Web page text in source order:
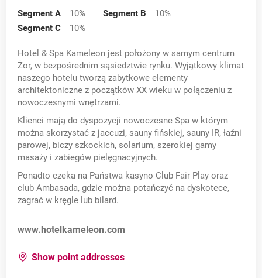
Segment A 10% Segment B 10%
Segment C
10%
Hotel & Spa Kameleon jest położony w samym centrum
Żor, w bezpośrednim sąsiedztwie rynku. Wyjątkowy klimat
naszego hotelu tworzą zabytkowe elementy
architektoniczne z początków XX wieku w połączeniu z
nowoczesnymi wnętrzami.
Klienci mają do dyspozycji nowoczesne Spa w którym
można skorzystać z jaccuzi, sauny fińskiej, sauny IR, łaźni
parowej, biczy szkockich, solarium, szerokiej gamy
masaży i zabiegów pielęgnacyjnych.
Ponadto czeka na Państwa kasyno Club Fair Play oraz
club Ambasada, gdzie można potańczyć na dyskotece,
zagrać w kręgle lub bilard.
Opens in a new card
www.hotelkameleon.com
Show point addressesfor: